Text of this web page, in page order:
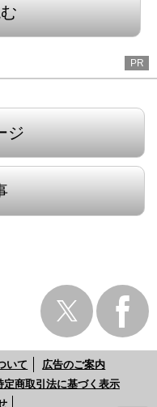
PR
ジ
いて
広告のご案内
定商取引法に基づく表示